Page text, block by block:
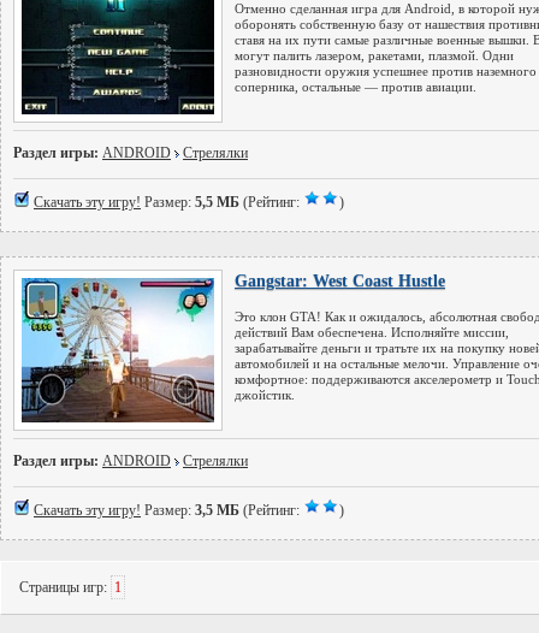
Отменно сделанная игра для Android, в которой
оборонять собственную базу от нашествия
ставя на их пути самые различные военные вышки.
могут палить лазером, ракетами, плазмой. Одни
разновидности оружия успешнее против наземного
соперника, остальные — против авиации.
Раздел игры: ANDROID Стрелялки
Скачать эту игру! Размер: 5,5 МБ (Рейтинг: )
Gangstar: West Coast Hustle
Это клон GTA! Как и ожидалось, абсолютная
действий Вам обеспечена. Исполняйте миссии,
зарабатывайте деньги и тратьте их на покупку
автомобилей и на остальные мелочи. Управление
комфортное: поддерживаются акселерометр и
джойстик.
Раздел игры: ANDROID Стрелялки
Скачать эту игру! Размер: 3,5 МБ (Рейтинг: )
Страницы игр: 1